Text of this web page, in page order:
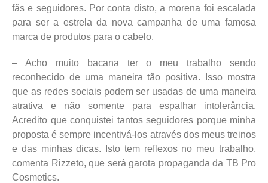
fãs e seguidores. Por conta disto, a morena foi escalada
para ser a estrela da nova campanha de uma famosa
marca de produtos para o cabelo.
– Acho muito bacana ter o meu trabalho sendo
reconhecido de uma maneira tão positiva. Isso mostra
que as redes sociais podem ser usadas de uma maneira
atrativa e não somente para espalhar intolerância.
Acredito que conquistei tantos seguidores porque minha
proposta é sempre incentivá-los através dos meus treinos
e das minhas dicas. Isto tem reflexos no meu trabalho,
comenta Rizzeto, que será garota propaganda da TB Pro
Cosmetics.